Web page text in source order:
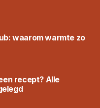
waarom warmte zo
recept? Alle